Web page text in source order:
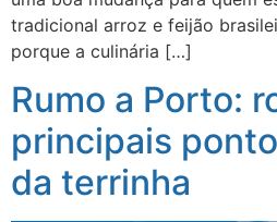
tradicional arroz e feijão
porque a culinária […]
Rumo a Porto:
principais
da terrinha